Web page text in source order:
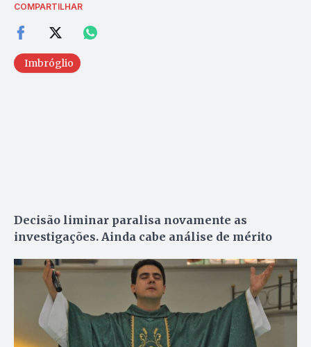
COMPARTILHAR
Imbróglio
Decisão liminar paralisa novamente as
investigações. Ainda cabe análise de mérito